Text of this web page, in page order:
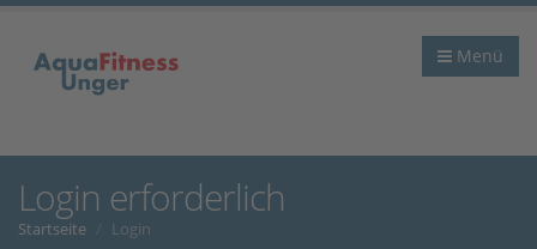
Menü
Login erforderlich
Startseite Login